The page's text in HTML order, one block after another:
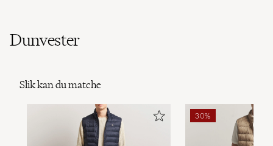
Dunvester
Slik kan du matche
30%